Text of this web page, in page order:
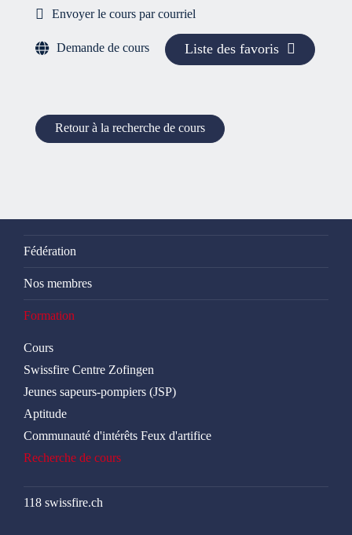
Envoyer le cours par courriel
Demande de cours Liste des favoris
Retour à la recherche de cours
Fédération
Nos membres
Formation
Cours
Swissfire Centre Zofingen
Jeunes sapeurs-pompiers (JSP)
Aptitude
Communauté d'intérêts Feux d'artifice
Recherche de cours
118 swissfire.ch